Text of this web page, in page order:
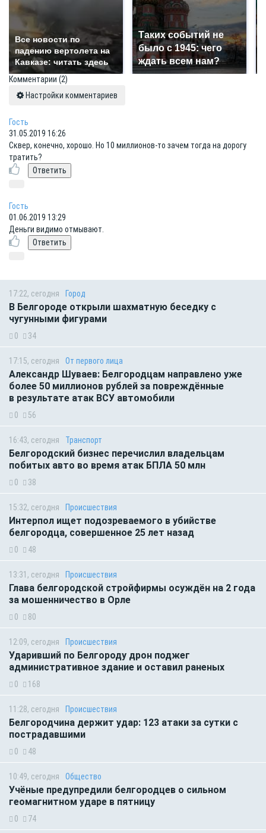
Все новости по
падению вертолета на
Кавказе: читать здесь
Таких событий не
было с 1945: чего
ждать всем нам?
Комментарии (2)
Настройки комментариев
Гость
31.05.2019 16:26
Сквер, конечно, хорошо. Но 10 миллионов-то зачем тогда на дорогу
тратить?
Гость
01.06.2019 13:29
Деньги видимо отмывают.
17:22, сегодня Город
В Белгороде открыли шахматную беседку с
чугунными фигурами
0 34
17:15, сегодня От первого лица
Александр Шуваев: Белгородцам направлено уже
более 50 миллионов рублей за повреждённые
в результате атак ВСУ автомобили
0 56
16:43, сегодня Транспорт
Белгородский бизнес перечислил владельцам
побитых авто во время атак БПЛА 50 млн
0 38
15:32, сегодня Происшествия
Интерпол ищет подозреваемого в убийстве
белгородца, совершенное 25 лет назад
0 48
13:31, сегодня Происшествия
Глава белгородской стройфирмы осуждён на 2 года
за мошенничество в Орле
0 80
12:09, сегодня Происшествия
Ударивший по Белгороду дрон поджег
административное здание и оставил раненых
0 168
11:28, сегодня Происшествия
Белгородчина держит удар: 123 атаки за сутки с
пострадавшими
0 48
10:49, сегодня Общество
Учёные предупредили белгородцев о сильном
геомагнитном ударе в пятницу
0 74